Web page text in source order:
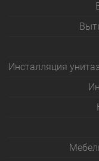
Инсталляция